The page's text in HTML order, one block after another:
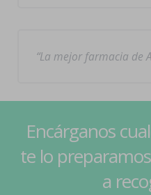
La mejor farmacia de
Encárganos
te lo
a